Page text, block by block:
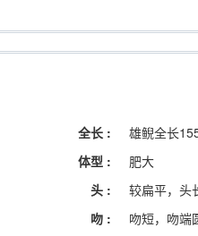
全长 :
雄鲵全长
体型 :
肥大
头 :
较扁平，头
吻 :
吻短，吻端